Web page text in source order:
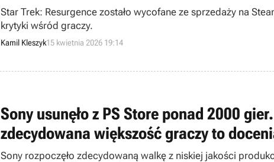
Star Trek: Resurgence zostało wycofane ze sprzedaży na
krytyki wśród graczy.
Kamil Kleszyk15 kwietnia 2026 19:14
Sony usunęło z PS Store ponad 2000
zdecydowana większość graczy to
Sony rozpoczęło zdecydowaną walkę z niskiej jakości